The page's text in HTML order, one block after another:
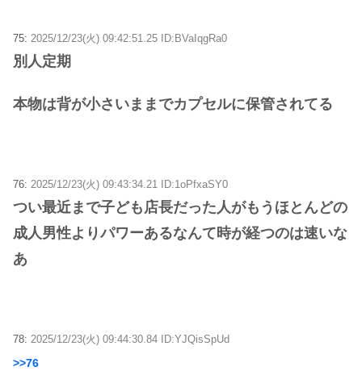
75: 2025/12/23(火) 09:42:51.25 ID:BVaIqgRa0
別人定期
本物は背が小さいままでカプセルに保管されてる
76: 2025/12/23(火) 09:43:34.21 ID:1oPfxaSY0
つい最近まで子ども店長だった人がもうほとんどの
成人男性よりパワーあるなんて時が経つのは速いな
あ
78: 2025/12/23(火) 09:44:30.84 ID:YJQisSpUd
>>76